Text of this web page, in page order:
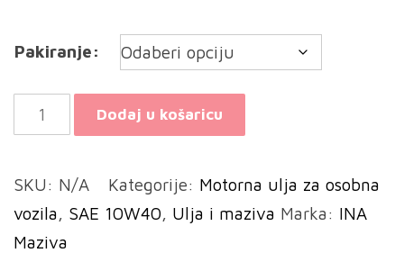
10,00 KM
do
Pakiranje:
INA
Delta
Diesel
10W-
40
Dodaj u košaricu
SKU: N/A Kategorije: Motorna ulja za osobna
vozila, SAE 10W40, Ulja i maziva Marka: INA
Maziva